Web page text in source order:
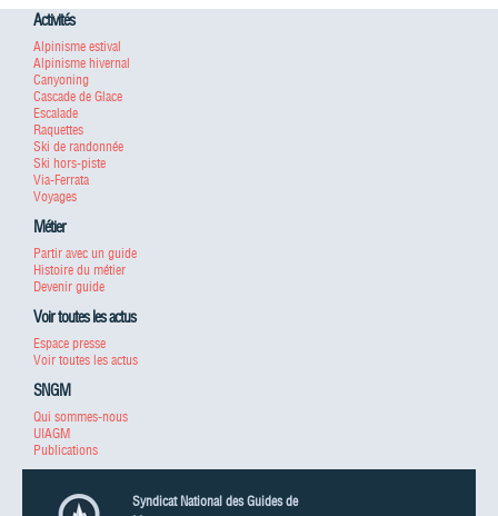
Activités
Alpinisme estival
Alpinisme hivernal
Canyoning
Cascade de Glace
Escalade
Raquettes
Ski de randonnée
Ski hors-piste
Via-Ferrata
Voyages
Métier
Partir avec un guide
Histoire du métier
Devenir guide
Voir toutes les actus
Espace presse
Voir toutes les actus
SNGM
Qui sommes-nous
UIAGM
Publications
Syndicat National des Guides de